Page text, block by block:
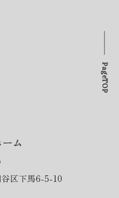
ム
区下馬6-5-10
PageTOP